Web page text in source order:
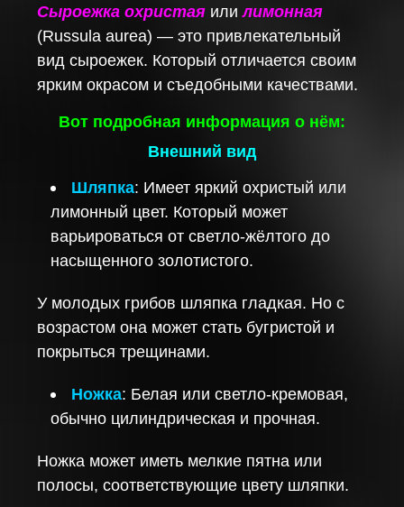
Сыроежка охристая илилимонная
(Russula aurea) — это привлекательный
вид сыроежек. Который отличается своим
ярким окрасом и съедобными качествами.
Вот подробная информация о нём:
Внешний вид
Шляпка: Имеет яркий охристый или
лимонный цвет. Который может
варьироваться от светло-жёлтого до
насыщенного золотистого.
У молодых грибов шляпка гладкая. Но с
возрастом она может стать бугристой и
покрыться трещинами.
Ножка: Белая или светло-кремовая,
обычно цилиндрическая и прочная.
Ножка может иметь мелкие пятна или
полосы, соответствующие цвету шляпки.